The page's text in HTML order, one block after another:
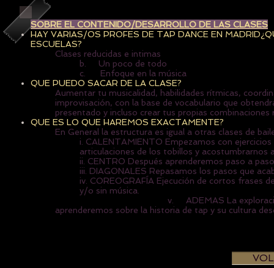
SOBRE EL CONTENIDO/DESARROLLO DE LAS CLASES
HAY VARIAS/OS PROFES DE TAP DANCE EN
ESCUELAS?
Clases reducidas e intimas
b. Un poco de todo
c. Enfoque en la música
QUE PUEDO SACAR DE LA CLASE?
Aumentar tu musicalidad, habilidades rítmicas,
improvisación, con la base de vocabulario que
presentado y incluso crear tus propias combinaciones
QUE ES LO QUE HAREMOS EXACTAMENTE?
En General la estructura es igual a otras clases de
i. CALENTAMIENTO Empezamos con
articulaciones de los tobillos y acostumbrarnos
ii. CENTRO Después aprenderemos paso a
iii. DIAGONALES Repasamos los pasos que
iv. COREOGRAFÍA Ejecución de cortos frases
y/o sin música.
v. ADEMAS La exploración y
aprenderemos sobre la historia de tap y su cultura